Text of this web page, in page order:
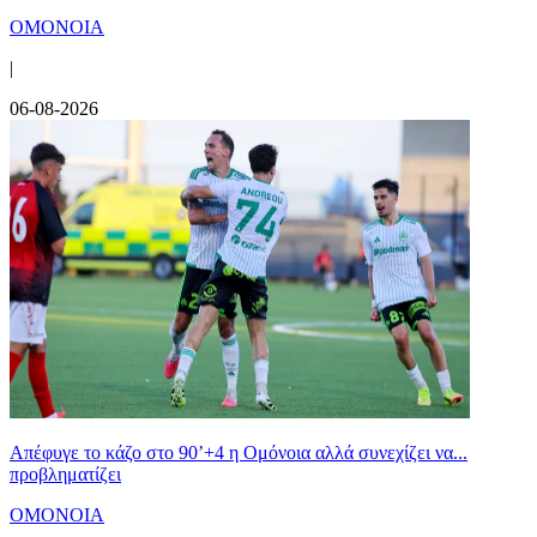
ΟΜΟΝΟΙΑ
|
06-08-2026
Απέφυγε το κάζο στο 90’+4 η Ομόνοια αλλά συνεχίζει να...
προβληματίζει
ΟΜΟΝΟΙΑ